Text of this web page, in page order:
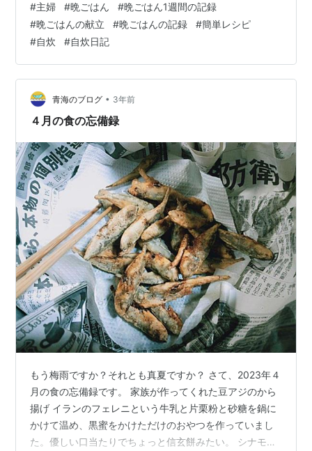
ため スーパーで買う気にもなれず、急遽ヤンニョムチキ
ンへ変更。 ちなみにコチュジャンも切らしてた(笑)調味
料カスカスすぎ。 コチュジャンはネットで調べて手作り
コチュジャン（簡易）で対応しました。 お味噌と粉唐辛
子とみりんでそれっぽくなりました✨ 玄米ごはん ハニー
マスタ…
#主婦 #晩ごはん #晩ごはん1週間の記録
#晩ごはんの献立 #晩ごはんの記録 #簡単レシピ
#自炊 #自炊日記
青海のブログ • 3年前
４月の食の忘備録
もう梅雨ですか？それとも真夏ですか？ さて、2023年４
月の食の忘備録です。 家族が作ってくれた豆アジのから
揚げ イランのフェレニという牛乳と片栗粉と砂糖を鍋に
かけて温め、黒蜜をかけただけのおやつを作っていまし
た。優しい口当たりでちょっと信玄餅みたい。 シナモン